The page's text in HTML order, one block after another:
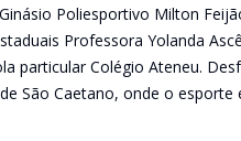
Poliesportivo Milton
Professora Yolanda
particular Colégio Ateneu.
São Caetano, onde o